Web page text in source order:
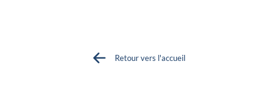
Retour vers l'accueil